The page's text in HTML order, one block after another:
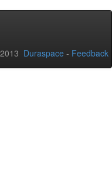
Duraspace - Feedback